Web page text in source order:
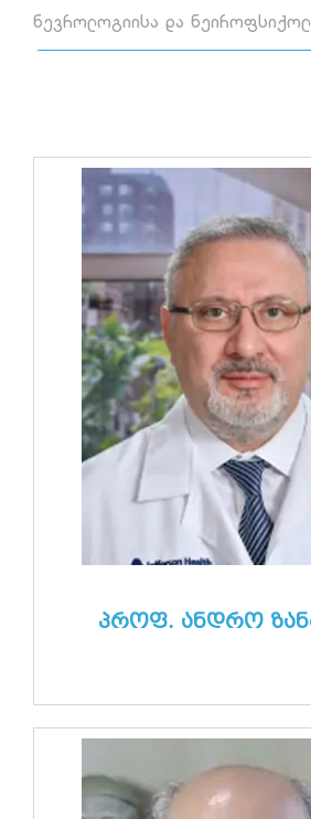
სიახლეები
კონტაქტი
ნევროლოგიისა და
პროფ. ანდრო